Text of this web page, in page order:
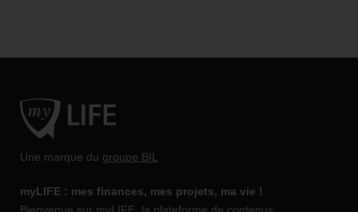
Une marque du groupe BIL
myLIFE : mes finances, mes projets, ma vie !